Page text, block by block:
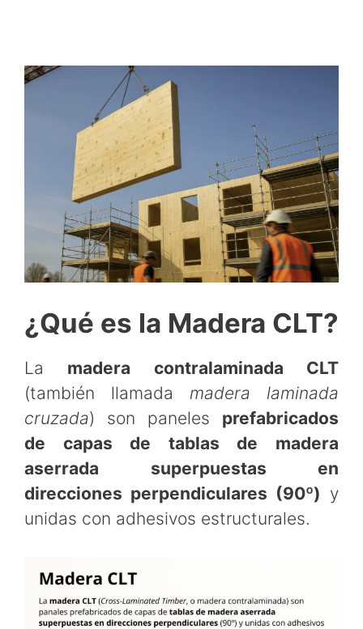
¿Qué es la Madera CLT?
La madera contralaminada CLT
(también llamada madera laminada
cruzada) son paneles prefabricados
de capas de tablas de madera
aserrada superpuestas en
direcciones perpendiculares (90º) y
unidas con adhesivos estructurales.